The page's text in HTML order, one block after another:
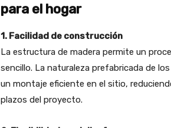
para el hogar
1. Facilidad de construcción
La estructura de madera permite un
sencillo. La naturaleza prefabricada de
un montaje eficiente en el sitio,
plazos del proyecto.